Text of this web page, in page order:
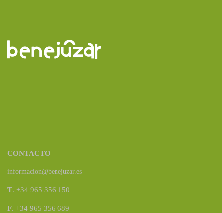
CONTACTO
informacion@benejuzar.es
T. +34 965 356 150
F. +34 965 356 689